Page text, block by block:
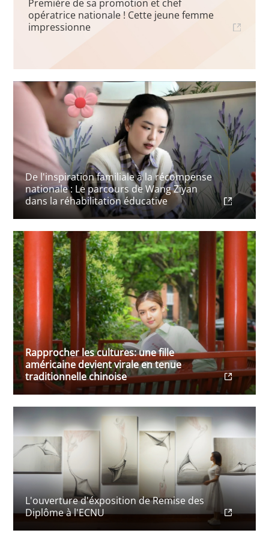
Première de sa promotion et chef
opératrice nationale ! Cette jeune femme
impressionne
De l'inspiration familiale à la récompense
nationale : Le parcours de Wang Ziyan
dans la réhabilitation éducative
Rapprocher les cultures: une fille
américaine devient virale en tenue
traditionnelle chinoise
L'ouverture d'éxposition de Remise des
Diplôme à l'ECNU